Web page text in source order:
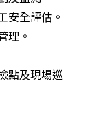
安全評估。
理。
點及現場巡